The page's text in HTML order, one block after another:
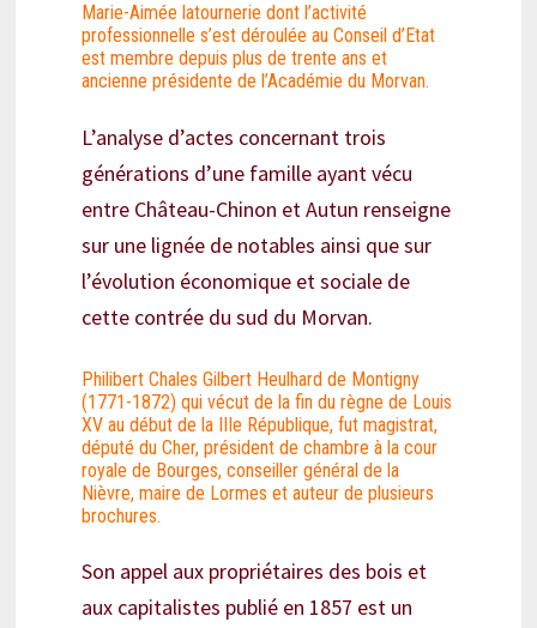
Marie-Aimée latournerie dont l’activité
professionnelle s’est déroulée au Conseil d’Etat
est membre depuis plus de trente ans et
ancienne présidente de l’Académie du Morvan.
L’analyse d’actes concernant trois
générations d’une famille ayant vécu
entre Château-Chinon et Autun renseigne
sur une lignée de notables ainsi que sur
l’évolution économique et sociale de
cette contrée du sud du Morvan.
Philibert Chales Gilbert Heulhard de Montigny
(1771-1872) qui vécut de la fin du règne de Louis
XV au début de la IIIe République, fut magistrat,
député du Cher, président de chambre à la cour
royale de Bourges, conseiller général de la
Nièvre, maire de Lormes et auteur de plusieurs
brochures.
Son appel aux propriétaires des bois et
aux capitalistes publié en 1857 est un